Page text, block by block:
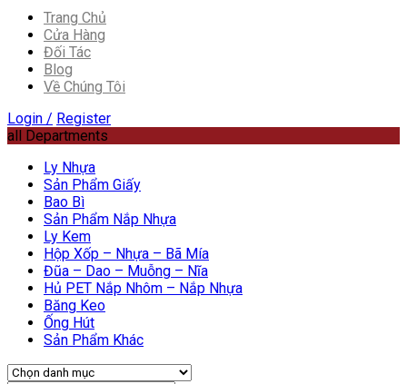
Trang Chủ
Cửa Hàng
Đối Tác
Blog
Về Chúng Tôi
Login / Register
all Departments
Ly Nhựa
Sản Phẩm Giấy
Bao Bì
Sản Phẩm Nắp Nhựa
Ly Kem
Hộp Xốp – Nhựa – Bã Mía
Đũa – Dao – Muỗng – Nĩa
Hủ PET Nắp Nhôm – Nắp Nhựa
Băng Keo
Ống Hút
Sản Phẩm Khác